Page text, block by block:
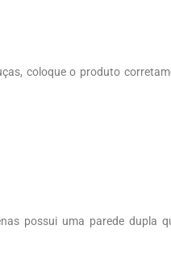
coloque o produto
possui uma parede dupla